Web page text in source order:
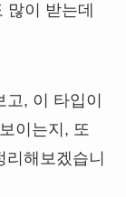
이 받는데
고, 이 타입이
이는지, 또
리해보겠습니